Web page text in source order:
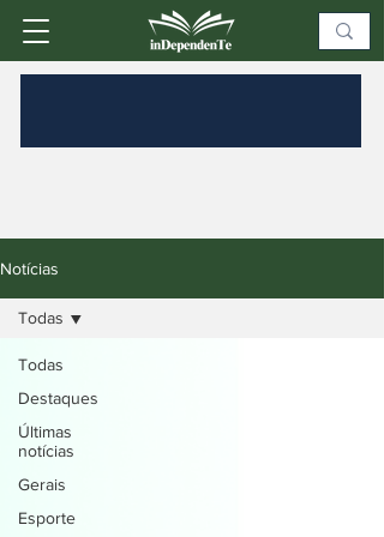
Notícias
Todas
Destaques
Últimas
notícias
Gerais
Esporte
Todas